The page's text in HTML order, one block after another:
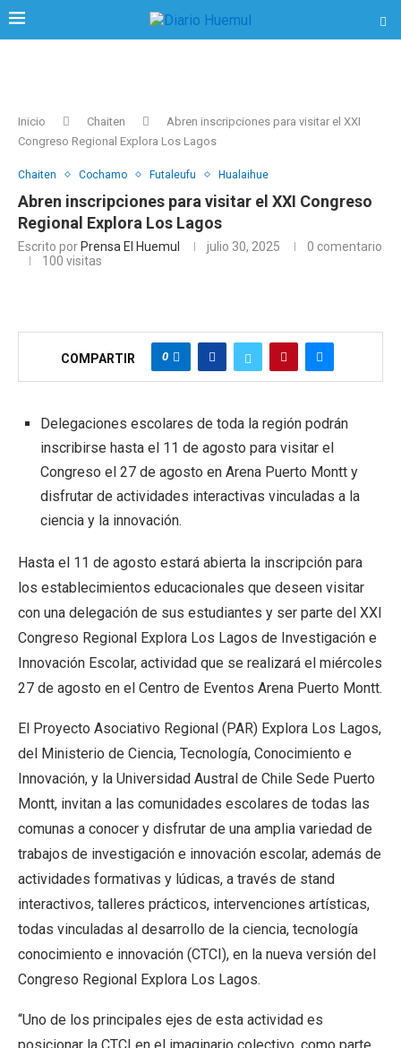
Inicio Chaiten
Abren inscripciones para visitar el XXI
Congreso Regional Explora Los Lagos
Chaiten Cochamo Futaleufu Hualaihue
Abren inscripciones para visitar el XXI Congreso
Regional Explora Los Lagos
Escrito por Prensa El Huemul julio 30, 2025
0 comentario
100 visitas
COMPARTIR 0
Delegaciones escolares de toda la región podrán
inscribirse hasta el 11 de agosto para visitar el
Congreso el 27 de agosto en Arena Puerto Montt y
disfrutar de actividades interactivas vinculadas a la
ciencia y la innovación.
Hasta el 11 de agosto estará abierta la inscripción para
los establecimientos educacionales que deseen visitar
con una delegación de sus estudiantes y ser parte del XXI
Congreso Regional Explora Los Lagos de Investigación e
Innovación Escolar, actividad que se realizará el miércoles
27 de agosto en el Centro de Eventos Arena Puerto Montt.
El Proyecto Asociativo Regional (PAR) Explora Los Lagos,
del Ministerio de Ciencia, Tecnología, Conocimiento e
Innovación, y la Universidad Austral de Chile Sede Puerto
Montt, invitan a las comunidades escolares de todas las
comunas a conocer y disfrutar de una amplia variedad de
trabajos de investigación e innovación escolar, además de
actividades formativas y lúdicas, a través de stand
interactivos, talleres prácticos, intervenciones artísticas,
todas vinculadas al desarrollo de la ciencia, tecnología
conocimiento e innovación (CTCI), en la nueva versión del
Congreso Regional Explora Los Lagos.
“Uno de los principales ejes de esta actividad es